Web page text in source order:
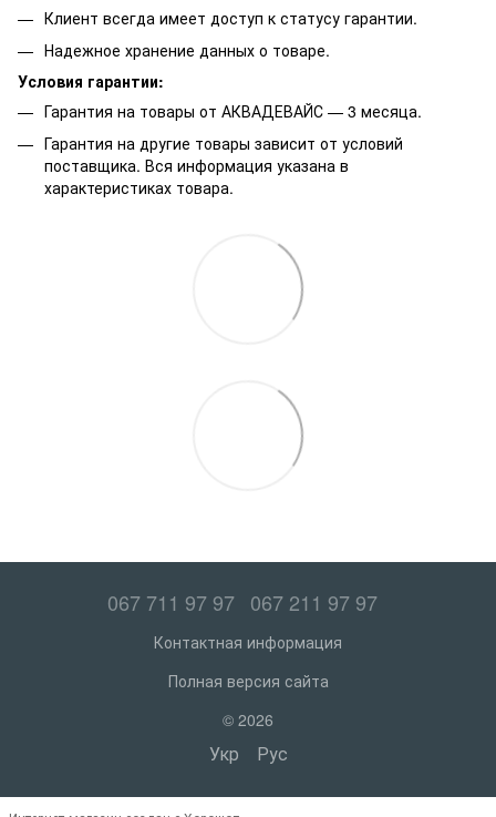
Клиент всегда имеет доступ к статусу гарантии.
Надежное хранение данных о товаре.
Условия гарантии:
Гарантия на товары от АКВАДЕВАЙС — 3 месяца.
Гарантия на другие товары зависит от условий
поставщика. Вся информация указана в
характеристиках товара.
067 711 97 97 067 211 97 97
Контактная информация
Полная версия сайта
© 2026
Укр Рус